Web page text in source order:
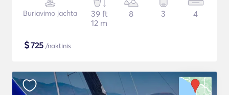
Buriavimo jachta
39 ft
12 m
8 3 4
$725 /naktinis